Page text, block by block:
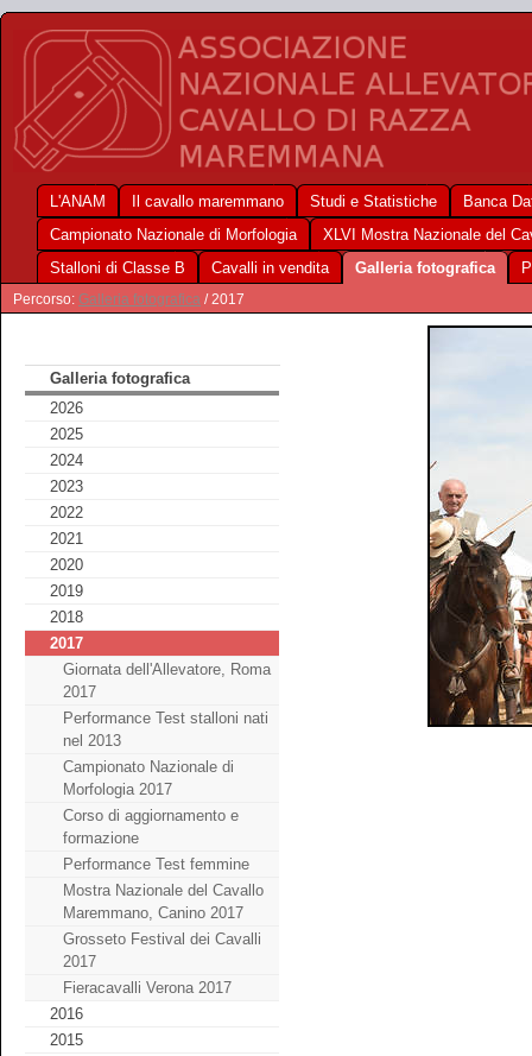
L'ANAM Il cavallo maremmano Studi e Statistiche
Banca
Campionato Nazionale di Morfologia
XLVI Mostra Nazionale del
Stalloni di Classe B
Cavalli in vendita Galleria fotografica
Percorso: Galleria fotografica / 2017
Galleria fotografica
2026
2025
2024
2023
2022
2021
2020
2019
2018
2017
Giornata dell'Allevatore, Roma
2017
Performance Test stalloni nati
nel 2013
Campionato Nazionale di
Morfologia 2017
Corso di aggiornamento e
formazione
Performance Test femmine
Mostra Nazionale del Cavallo
Maremmano, Canino 2017
Grosseto Festival dei Cavalli
2017
Fieracavalli Verona 2017
2016
2015